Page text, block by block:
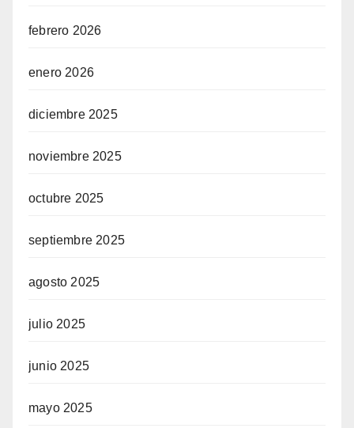
febrero 2026
enero 2026
diciembre 2025
noviembre 2025
octubre 2025
septiembre 2025
agosto 2025
julio 2025
junio 2025
mayo 2025